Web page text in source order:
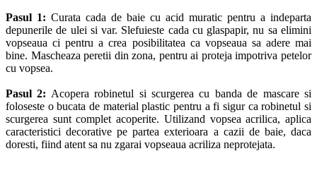
Pasul 1: Curata cada de baie cu acid muratic pentru a indeparta
depunerile de ulei si var. Slefuieste cada cu glaspapir, nu sa elimini
vopseaua ci pentru a crea posibilitatea ca vopseaua sa adere mai
bine. Mascheaza peretii din zona, pentru ai proteja impotriva petelor
cu vopsea.
Pasul 2: Acopera robinetul si scurgerea cu banda de mascare si
foloseste o bucata de material plastic pentru a fi sigur ca robinetul si
scurgerea sunt complet acoperite. Utilizand vopsea acrilica, aplica
caracteristici decorative pe partea exterioara a cazii de baie, daca
doresti, fiind atent sa nu zgarai vopseaua acriliza neprotejata.